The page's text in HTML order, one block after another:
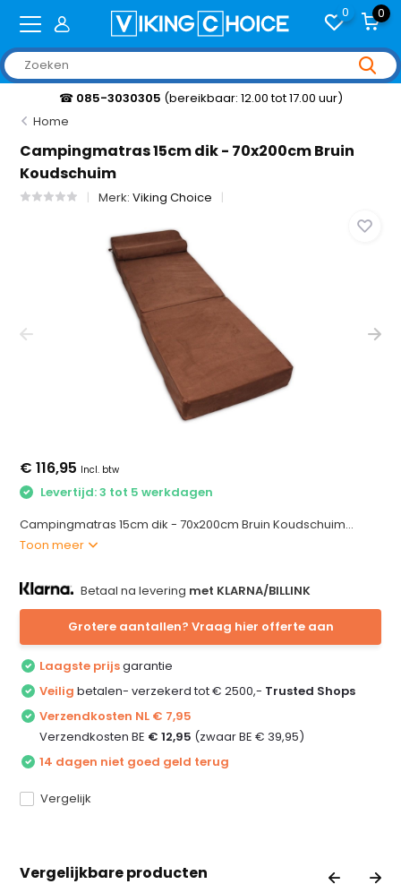
0 0
☎ 085-3030305 (bereikbaar: 12.00 tot 17.00 uur)
Home
Campingmatras 15cm dik - 70x200cm Bruin
Koudschuim
Merk:Viking Choice
€ 116,95 Incl. btw
Levertijd: 3 tot 5 werkdagen
Campingmatras 15cm dik - 70x200cm Bruin Koudschuim...
Toon meer
Betaal na levering met KLARNA/BILLINK
Grotere aantallen? Vraag hier offerte aan
Laagste prijsgarantie
Veilig betalen- verzekerd tot € 2500,- Trusted Shops
Verzendkosten NL € 7,95
Verzendkosten BE € 12,95 (zwaar BE € 39,95)
14 dagen niet goed geld terug
Vergelijk
Vergelijkbare producten